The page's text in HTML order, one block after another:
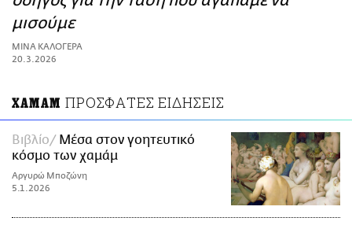
ΑΜΠΑ
PRINT
μισούμε
ΜΙΝΑ ΚΑΛΟΓΕΡΑ
20.3.2026
ΧΑΜΑΜ ΠΡΟΣΦΑΤΕΣ ΕΙΔΗΣΕΙΣ
Βιβλίο
Μέσα στον γοητευτικό
κόσμο των χαμάμ
Αργυρώ Μποζώνη
5.1.2026